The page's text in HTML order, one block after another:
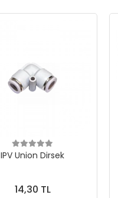
IPV Union Dirsek
14,30 TL